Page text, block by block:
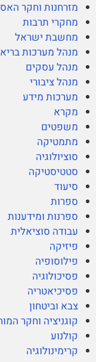
מזרחנות וחקר
מחקרי תרבות
מחשבת ישראל
מנהל מערכות
מנהל עסקים
מנהל ציבורי
מערכות מידע
מקרא
משפטים
מתמטיקה
סוציולוגיה
סטטיסטיקה
סיעוד
ספרות
ספרנות ומידענות
עבודה סוציאלית
פיזיקה
פילוסופיה
פסיכולוגיה
פסיכיאטריה
צבא וביטחון
קוגניציה וחקר
קולנוע
קרימינולוגיה